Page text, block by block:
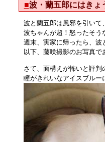
■波・蘭五郎にはきょ
波と蘭五郎は風邪を引いて
波ちゃんが超！怒ったそう
週末、実家に帰ったら、波
以下、藤咲撮影のお写真で
さて、面構えが怖いと評判
瞳がきれいなアイスブルー